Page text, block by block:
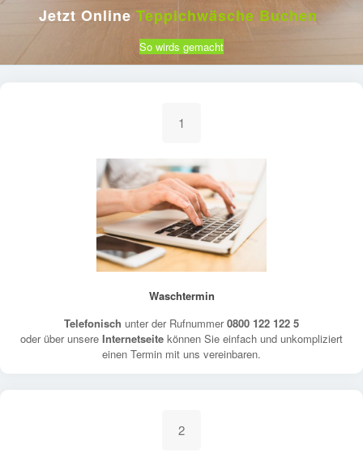
Jetzt Online Teppichwäsche Buchen
So wirds gemacht
1
Waschtermin
Telefonisch unter der Rufnummer0800 122 122 5
oder über unsere Internetseite können Sie einfach und unkompliziert
einen Termin mit uns vereinbaren.
2